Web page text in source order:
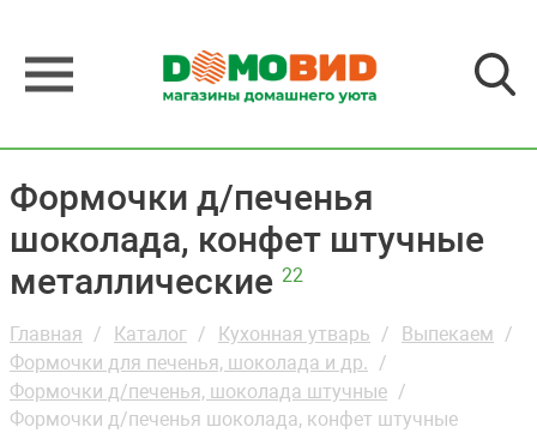
Формочки д/печенья
шоколада, конфет штучные
металлические 22
Главная Каталог Кухонная утварь
Выпекаем
Формочки для печенья, шоколада и др.
Формочки д/печенья, шоколада штучные
Формочки д/печенья шоколада, конфет штучные